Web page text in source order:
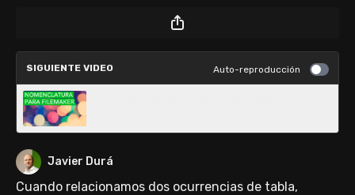
SIGUIENTE VIDEO Auto-reproducción
Javier Durá
Cuando relacionamos dos ocurrencias de tabla,